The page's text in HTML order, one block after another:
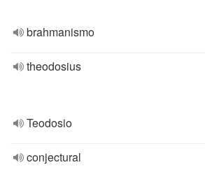
brahmanismo
theodosius
Teodosio
conjectural